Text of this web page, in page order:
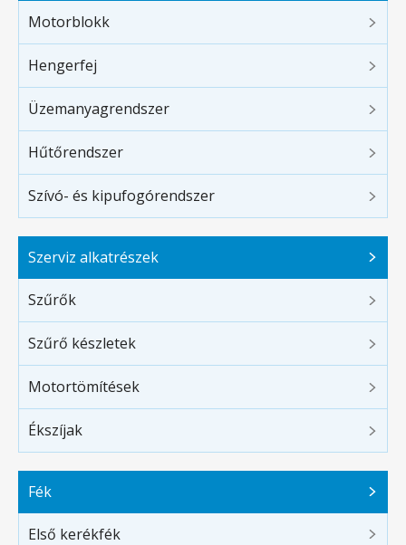
Motorblokk
Hengerfej
Üzemanyagrendszer
Hűtőrendszer
Szívó- és kipufogórendszer
Szerviz alkatrészek
Szűrők
Szűrő készletek
Motortömítések
Ékszíjak
Fék
Első kerékfék